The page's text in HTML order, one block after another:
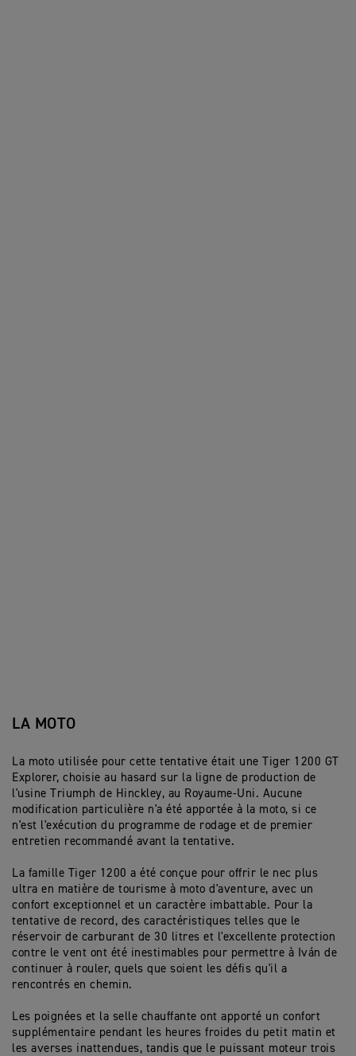
LA MOTO
La moto utilisée pour cette tentative était une Tiger 1200 GT
Explorer, choisie au hasard sur la ligne de production de
l'usine Triumph de Hinckley, au Royaume-Uni. Aucune
modification particulière n'a été apportée à la moto, si ce
n'est l'exécution du programme de rodage et de premier
entretien recommandé avant la tentative.
La famille Tiger 1200 a été conçue pour offrir le nec plus
ultra en matière de tourisme à moto d'aventure, avec un
confort exceptionnel et un caractère imbattable. Pour la
tentative de record, des caractéristiques telles que le
réservoir de carburant de 30 litres et l'excellente protection
contre le vent ont été inestimables pour permettre à Iván de
continuer à rouler, quels que soient les défis qu'il a
rencontrés en chemin.
Les poignées et la selle chauffante ont apporté un confort
supplémentaire pendant les heures froides du petit matin et
les averses inattendues, tandis que le puissant moteur trois